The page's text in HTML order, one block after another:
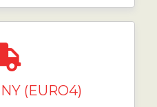
(EURO4)